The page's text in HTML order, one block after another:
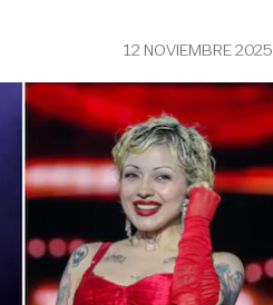
12 NOVIEMBRE 2025